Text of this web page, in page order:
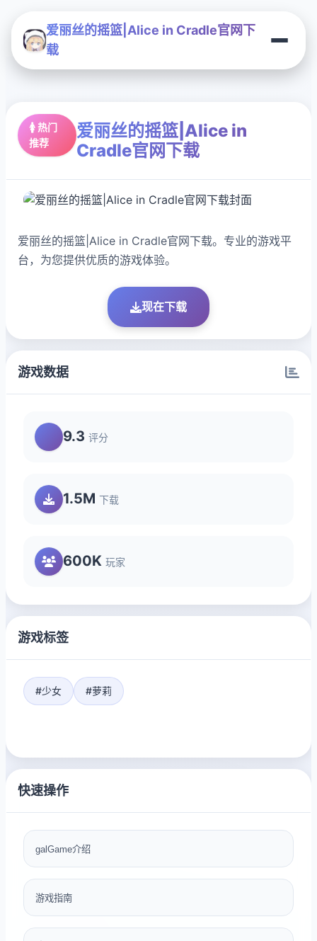
爱丽丝的摇篮|Alice in Cradle官网下
载
🚺 热门
推荐
爱丽丝的摇篮|Alice in
Cradle官网下载
爱丽丝的摇篮|Alice in Cradle官网下载。专业的游戏平
台，为您提供优质的游戏体验。
现在下载
游戏数据
9.3 评分
1.5M 下载
600K 玩家
游戏标签
#少女 #萝莉
快速操作
galGame介绍
游戏指南